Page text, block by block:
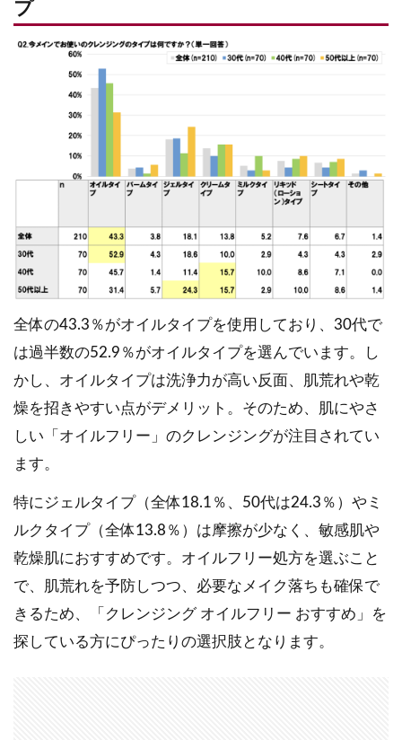
プ
全体の43.3％がオイルタイプを使用しており、30代で
は過半数の52.9％がオイルタイプを選んでいます。し
かし、オイルタイプは洗浄力が高い反面、肌荒れや乾
燥を招きやすい点がデメリット。そのため、肌にやさ
しい「オイルフリー」のクレンジングが注目されてい
ます。
特にジェルタイプ（全体18.1％、50代は24.3％）やミ
ルクタイプ（全体13.8％）は摩擦が少なく、敏感肌や
乾燥肌におすすめです。オイルフリー処方を選ぶこと
で、肌荒れを予防しつつ、必要なメイク落ちも確保で
きるため、「クレンジング オイルフリー おすすめ」を
探している方にぴったりの選択肢となります。